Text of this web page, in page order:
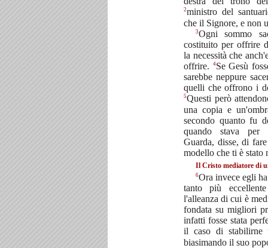
2ministro del
che il Signore, e non
3Ogni sommo
costituito per offrire
la necessità che
offrire.
4Se Gesù
sarebbe neppure
quelli che offrono i
5Questi però
una copia e
secondo quanto fu
quando stava per
Guarda, disse, di
modello che ti è stato
Il Cristo mediatore di
6Ora invece egli
tanto più
l'alleanza di cui è
fondata su migliori
infatti fosse stata
il caso di stabilirne
biasimando il suo